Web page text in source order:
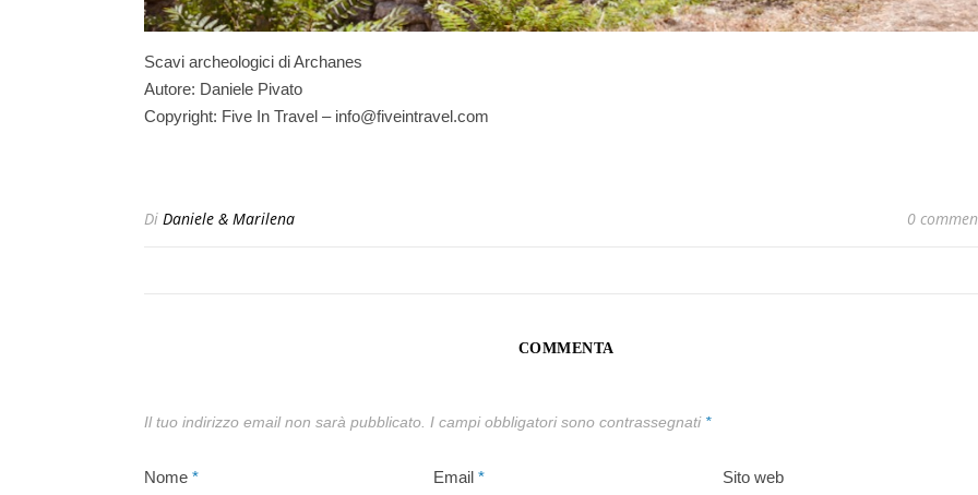
Scavi archeologici di Archanes
Autore: Daniele Pivato
Copyright: Five In Travel – info@fiveintravel.com
Di Daniele & Marilena 0
COMMENTA
Il tuo indirizzo email non sarà pubblicato. I campi obbligatori sono contrassegnati *
Nome * Email * Sito web